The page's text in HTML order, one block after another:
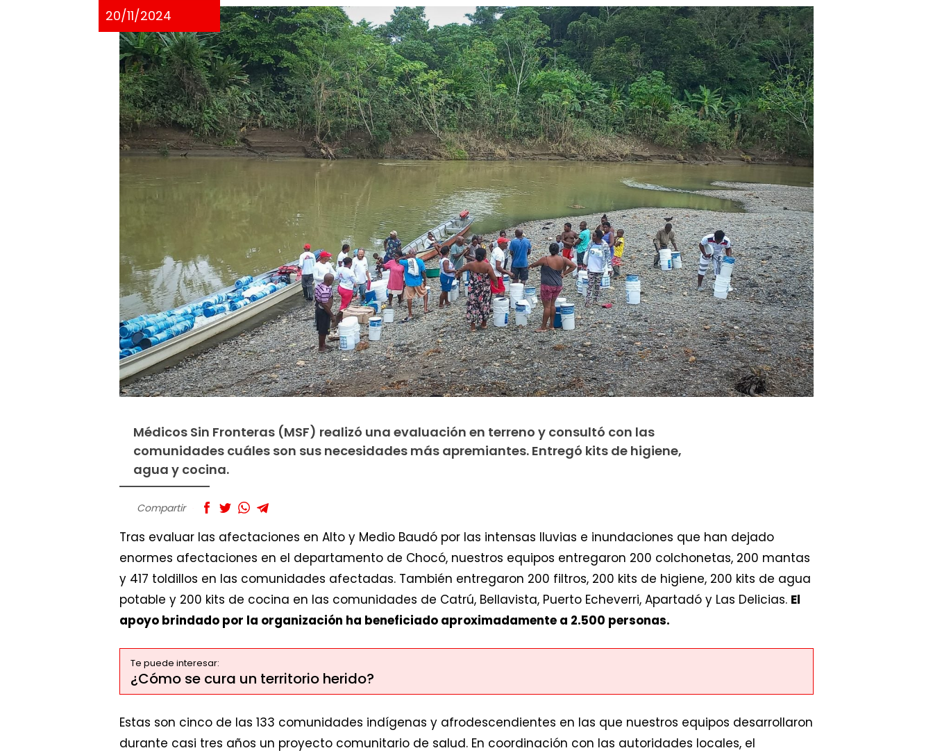
20/11/2024
Médicos Sin Fronteras (MSF) realizó una evaluación en terreno y consultó con las
comunidades cuáles son sus necesidades más apremiantes. Entregó kits de higiene,
agua y cocina.
Compartir
Tras evaluar las afectaciones en Alto y Medio Baudó por las intensas lluvias e inundaciones que han dejado
enormes afectaciones en el departamento de Chocó, nuestros equipos entregaron 200 colchonetas, 200 mantas
y 417 toldillos en las comunidades afectadas. También entregaron 200 filtros, 200 kits de higiene, 200 kits de agua
potable y 200 kits de cocina en las comunidades de Catrú, Bellavista, Puerto Echeverri, Apartadó y Las Delicias. El
apoyo brindado por la organización ha beneficiado aproximadamente a 2.500 personas.
Te puede interesar:
¿Cómo se cura un territorio herido?
Estas son cinco de las 133 comunidades indígenas y afrodescendientes en las que nuestros equipos desarrollaron
durante casi tres años un proyecto comunitario de salud. En coordinación con las autoridades locales, el